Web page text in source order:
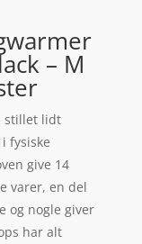
– M
stillet lidt
fysiske
give 14
varer, en del
og nogle giver
har alt